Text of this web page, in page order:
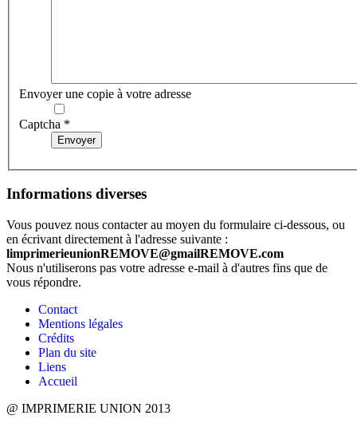
Envoyer une copie à votre adresse
Captcha *
Envoyer
Informations diverses
Vous pouvez nous contacter au moyen du formulaire ci-dessous, ou
en écrivant directement à l'adresse suivante :
limprimerieunionREMOVE@gmailREMOVE.com
Nous n'utiliserons pas votre adresse e-mail à d'autres fins que de
vous répondre.
Contact
Mentions légales
Crédits
Plan du site
Liens
Accueil
@ IMPRIMERIE UNION 2013